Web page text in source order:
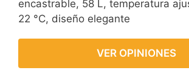
encastrable, 58 L, temperatura
22 °C, diseño elegante
VER OPINIONES